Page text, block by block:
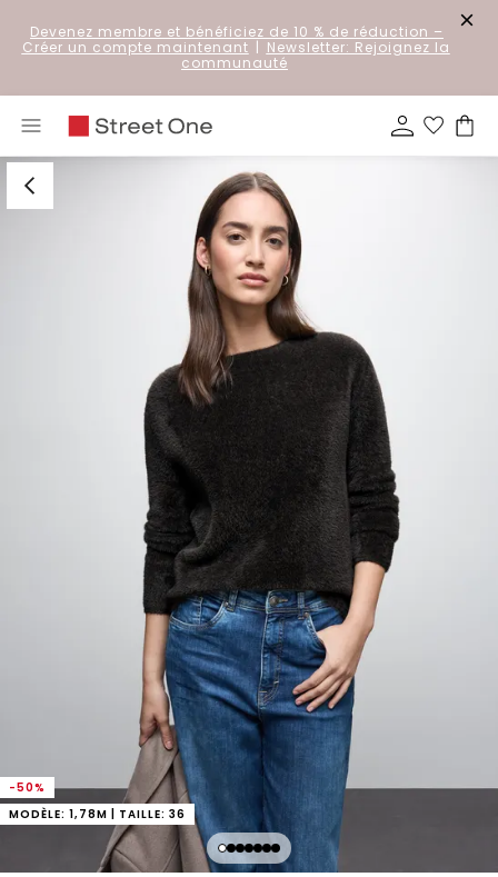
Devenez membre et bénéficiez de 10 % de réduction –
Créer un compte maintenant | Newsletter: Rejoignez la
communauté
-50%
MODÈLE: 1,78M | TAILLE: 36